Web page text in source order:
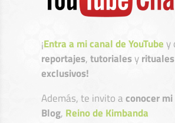
¡Entra a mi canal de YouTubey
reportajes,tutorialesyrituales
exclusivos!
Además, te invito aconocer mi
Blog, Reino de Kimbanda